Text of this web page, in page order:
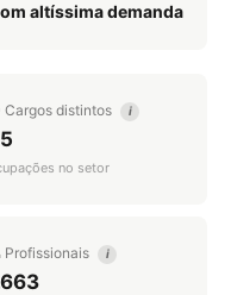
altíssima demanda
Cargos distintos i
no setor
Profissionais i